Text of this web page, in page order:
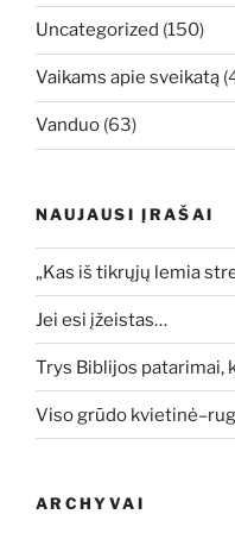
Uncategorized (150)
Vaikams apie sveikatą
Vanduo (63)
NAUJAUSI ĮRAŠAI
„Kas iš tikrųjų lemia
Jei esi įžeistas…
Trys Biblijos patarimai,
Viso grūdo
ARCHYVAI